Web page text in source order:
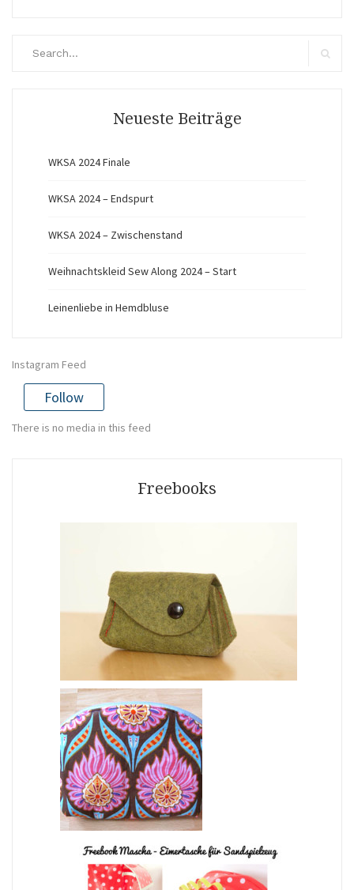
Neueste Beiträge
WKSA 2024 Finale
WKSA 2024 – Endspurt
WKSA 2024 – Zwischenstand
Weihnachtskleid Sew Along 2024 – Start
Leinenliebe in Hemdbluse
Instagram Feed
Follow
There is no media in this feed
Freebooks